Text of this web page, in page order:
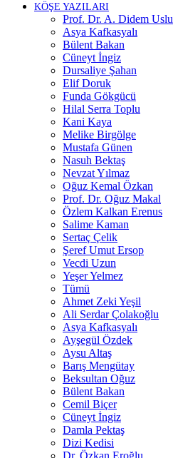
KÖŞE YAZILARI
Prof. Dr. A. Didem Uslu
Asya Kafkasyalı
Bülent Bakan
Cüneyt İngiz
Dursaliye Şahan
Elif Doruk
Funda Gökgücü
Hilal Serra Toplu
Kani Kaya
Melike Birgölge
Mustafa Günen
Nasuh Bektaş
Nevzat Yılmaz
Oğuz Kemal Özkan
Prof. Dr. Oğuz Makal
Özlem Kalkan Erenus
Salime Kaman
Sertaç Çelik
Şeref Umut Ersop
Vecdi Uzun
Yeşer Yelmez
Tümü
Ahmet Zeki Yeşil
Ali Serdar Çolakoğlu
Asya Kafkasyalı
Ayşegül Özdek
Aysu Altaş
Barış Mengütay
Beksultan Oğuz
Bülent Bakan
Cemil Biçer
Cüneyt İngiz
Damla Pektaş
Dizi Kedisi
Dr. Özkan Eroğlu